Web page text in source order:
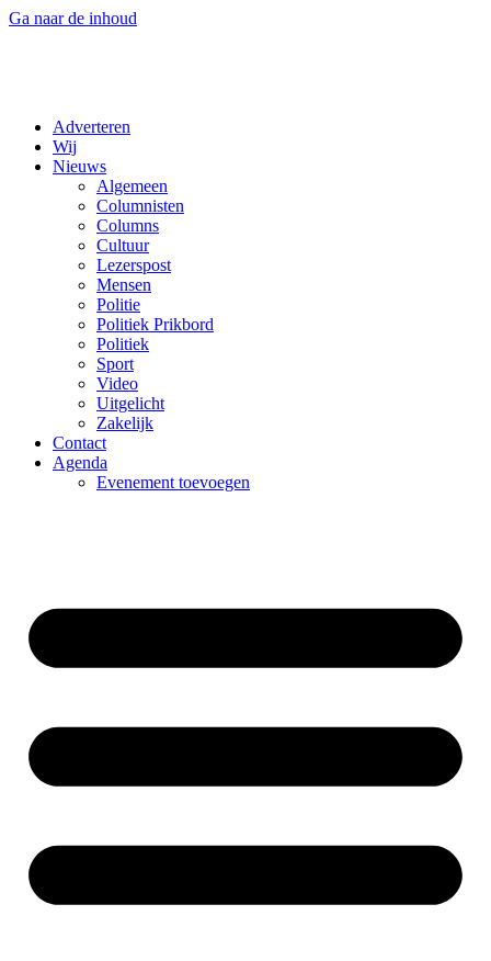
Ga naar de inhoud
Adverteren
Wij
Nieuws
Algemeen
Columnisten
Columns
Cultuur
Lezerspost
Mensen
Politie
Politiek Prikbord
Politiek
Sport
Video
Uitgelicht
Zakelijk
Contact
Agenda
Evenement toevoegen